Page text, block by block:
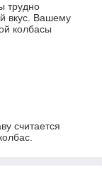
трудно
вкус. Вашему
колбасы
считается